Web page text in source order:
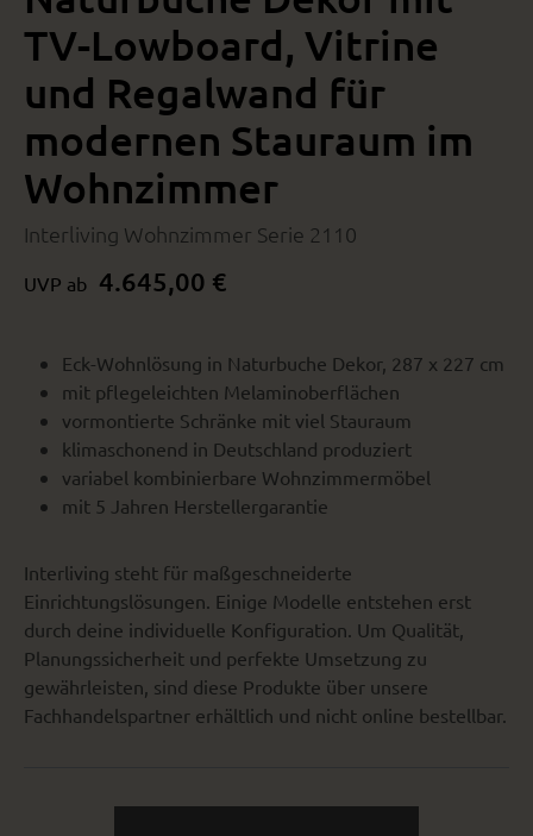
TV-Lowboard, Vitrine
und Regalwand für
modernen Stauraum im
Wohnzimmer
Interliving Wohnzimmer Serie 2110
UVP ab 4.645,00 €
Eck-Wohnlösung in Naturbuche Dekor, 287 x 227 cm
mit pflegeleichten Melaminoberflächen
vormontierte Schränke mit viel Stauraum
klimaschonend in Deutschland produziert
variabel kombinierbare Wohnzimmermöbel
mit 5 Jahren Herstellergarantie
Interliving steht für maßgeschneiderte
Einrichtungslösungen. Einige Modelle entstehen erst
durch deine individuelle Konfiguration. Um Qualität,
Planungssicherheit und perfekte Umsetzung zu
gewährleisten, sind diese Produkte über unsere
Fachhandelspartner erhältlich und nicht online bestellbar.